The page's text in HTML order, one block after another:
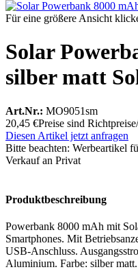
Für eine größere Ansicht
Solar
silber matt
Art.Nr.: MO9051sm
20,45 €Preise sind
Diesen Artikel jetzt anfragen
Bitte beachten: Werbeartikel
Verkauf an Privat
Produktbeschreibung
Powerbank 8000 mAh mit
Smartphones. Mit
USB-Anschluss.
Aluminium. Farbe: silber